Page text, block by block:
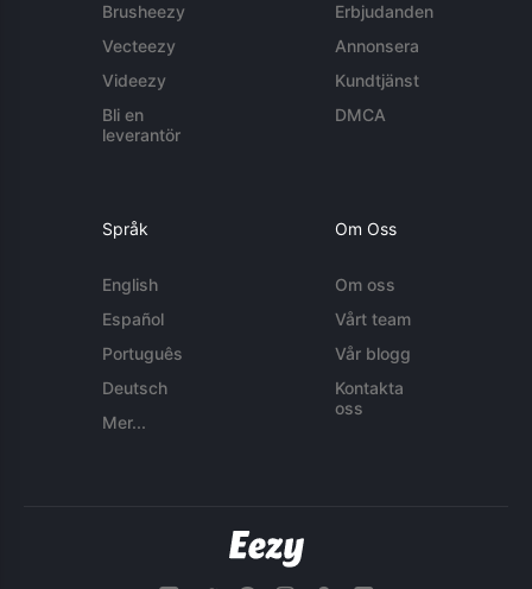
Brusheezy
Vecteezy
Videezy
Bli en
leverantör
Erbjudanden
Annonsera
Kundtjänst
DMCA
Språk
English
Español
Português
Deutsch
Mer...
Om Oss
Om oss
Vårt team
Vår blogg
Kontakta
oss